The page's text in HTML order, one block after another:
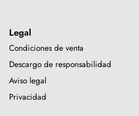
Legal
Condiciones de venta
Descargo de responsabilidad
Aviso legal
Privacidad